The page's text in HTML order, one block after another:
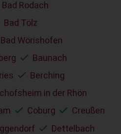
Bad Rodach
Bad Tölz
Bad Wörishofen
Baunach
Berching
in der Rhön
Coburg Creußen
Dettelbach